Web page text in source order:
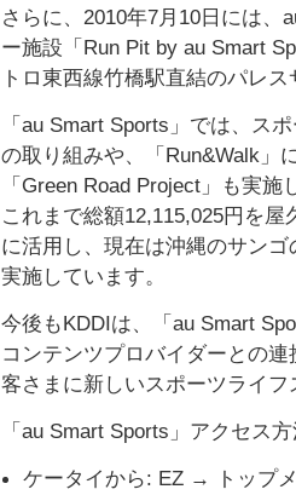
さらに、2010年7月10日には
ー施設「Run Pit by au Smart
トロ東西線竹橋駅直結のパレ
「au Smart Sports」では、ス
の取り組みや、「Run&Walk」
「Green Road Project」も実
これまで総額12,115,025円を
に活用し、現在は沖縄のサン
実施しています。
今後もKDDIは、「au Smart
コンテンツプロバイダーとの
客さまに新しいスポーツライ
「au Smart Sports」アクセス
ケータイから: EZ → トップ